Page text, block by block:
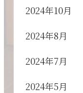
2024年10月
2024年8月
2024年7月
2024年5月